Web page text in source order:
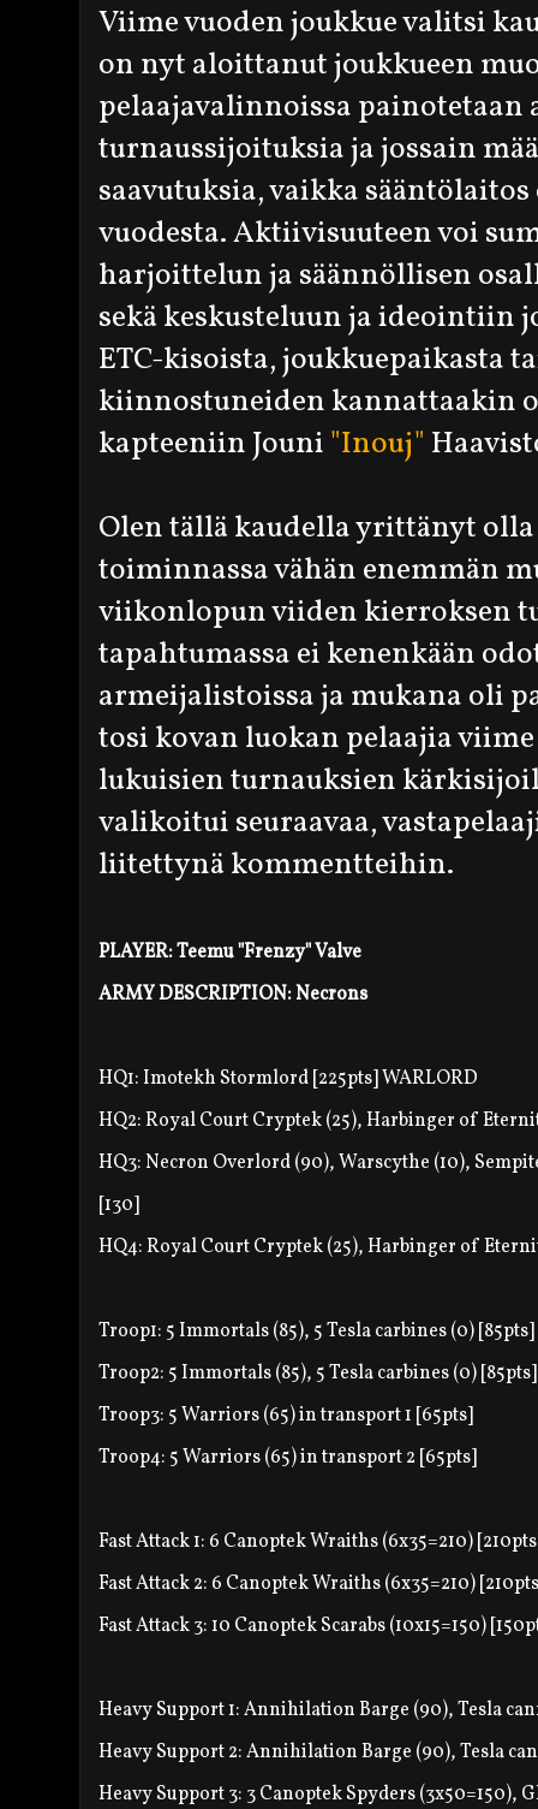
Viime vuoden joukkue valitsi
on nyt aloittanut joukkueen
pelaajavalinnoissa
turnaussijoituksia ja jossain
saavutuksia, vaikka
vuodesta. Aktiivisuuteen voi
harjoittelun ja säännöllisen
sekä keskusteluun ja ideointiin
ETC-kisoista, joukkuepaikasta
kiinnostuneiden kannattaakin
kapteeniin Jouni "Inouj"
Olen tällä kaudella yrittänyt
toiminnassa vähän enemmän
viikonlopun viiden kierroksen
tapahtumassa ei kenenkään
armeijalistoissa ja mukana oli
tosi kovan luokan pelaajia
lukuisien turnauksien
valikoitui seuraavaa,
liitettynä kommentteihin.
PLAYER: Teemu "Frenzy" Valve
ARMY DESCRIPTION: Necrons
HQ1: Imotekh Stormlord [225pts] WARLORD
HQ2: Royal Court Cryptek (25), Harbinger of
HQ3: Necron Overlord (90), Warscythe (10),
[130]
HQ4: Royal Court Cryptek (25), Harbinger of
Troop1: 5 Immortals (85), 5 Tesla carbines (0) [85pts]
Troop2: 5 Immortals (85), 5 Tesla carbines (0) [85pts]
Troop3: 5 Warriors (65) in transport 1 [65pts]
Troop4: 5 Warriors (65) in transport 2 [65pts]
Fast Attack 1: 6 Canoptek Wraiths (6x35=210)
Fast Attack 2: 6 Canoptek Wraiths (6x35=210)
Fast Attack 3: 10 Canoptek Scarabs (10x15=150)
Heavy Support 1: Annihilation Barge (90), Tesla
Heavy Support 2: Annihilation Barge (90), Tesla
Heavy Support 3: 3 Canoptek Spyders (3x50=150),